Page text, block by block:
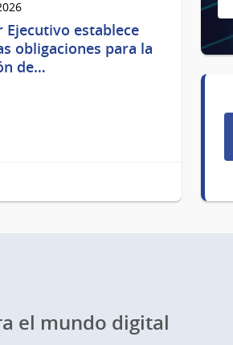
Ejecutivo establece
obligaciones para la
de…
el mundo digital